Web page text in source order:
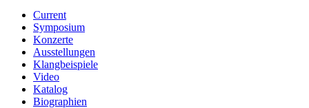
Current
Symposium
Konzerte
Ausstellungen
Klangbeispiele
Video
Katalog
Biographien